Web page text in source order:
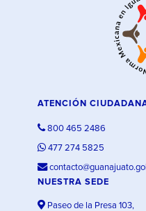
ATENCIÓN
800 465 2486
477 274 5825
NUESTRA SEDE
Paseo de la Presa 103,